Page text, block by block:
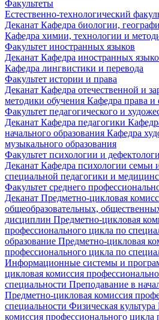
Факультеты
Естественно-технологический
Деканат Кафедра биологии,
Кафедра химии, технологии и
Факультет иностранных языков
Деканат Кафедра иностранных
Кафедра лингвистики и перевода
Факультет истории и права
Деканат Кафедра отечественной и
методики обучения Кафедра права
Факультет педагогического и
Деканат Кафедра педагогики
начального образования Кафедра
музыкального образования
Факультет психологии и
Деканат Кафедра психологии семьи
специальной педагогики и
Факультет среднего
Деканат Предметно-цикловая
общеобразовательных,
дисциплин Предметно-цикловая
профессионального цикла по
образование Предметно-цикловая
профессионального цикла по
Информационные системы и
цикловая комиссия
специальности Преподавание в
Предметно-цикловая комиссия
специальности Физическая культура
комиссия профессионального цикла